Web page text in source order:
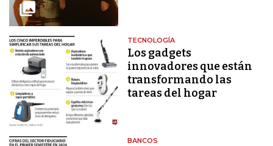
TECNOLOGÍA
Los gadgets
innovadores que están
transformando las
tareas del hogar
BANCOS